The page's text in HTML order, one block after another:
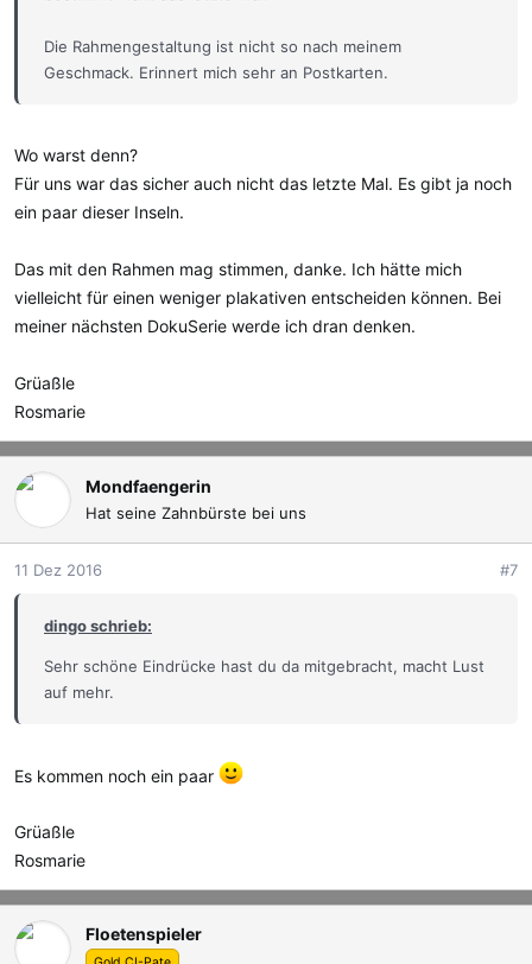
Die Rahmengestaltung ist nicht so nach meinem
Geschmack. Erinnert mich sehr an Postkarten.
Wo warst denn?
Für uns war das sicher auch nicht das letzte Mal. Es gibt ja noch
ein paar dieser Inseln.
Das mit den Rahmen mag stimmen, danke. Ich hätte mich
vielleicht für einen weniger plakativen entscheiden können. Bei
meiner nächsten DokuSerie werde ich dran denken.
Grüaßle
Rosmarie
Mondfaengerin
Hat seine Zahnbürste bei uns
11 Dez 2016 #7
dingo schrieb:
Sehr schöne Eindrücke hast du da mitgebracht, macht Lust
auf mehr.
Es kommen noch ein paar
Grüaßle
Rosmarie
Floetenspieler